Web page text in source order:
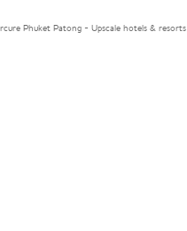
Phuket Patong - Upscale hotels & resorts